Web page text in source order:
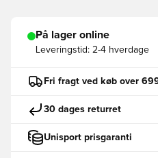
På lager online
Leveringstid: 2-4 hverdage
Fri fragt ved køb over
30 dages returret
Unisport prisgaranti